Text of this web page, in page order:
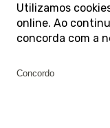
Utilizamos
online. Ao
concorda com a
Concordo